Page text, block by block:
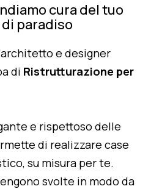
cura del tuo
paradiso
e designer
di Ristrutturazione per
e rispettoso delle
di realizzare case
su misura per te.
svolte in modo da